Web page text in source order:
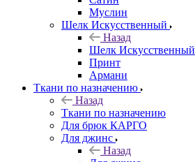
Муслин
Шелк Искусственный
Назад
Шелк Искусственный
Принт
Армани
Ткани по назначению
Назад
Ткани по назначению
Для брюк КАРГО
Для джинс
Назад